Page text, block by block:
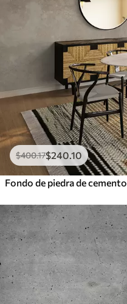
$400.17$240 .10
Fondo de piedra de cemento